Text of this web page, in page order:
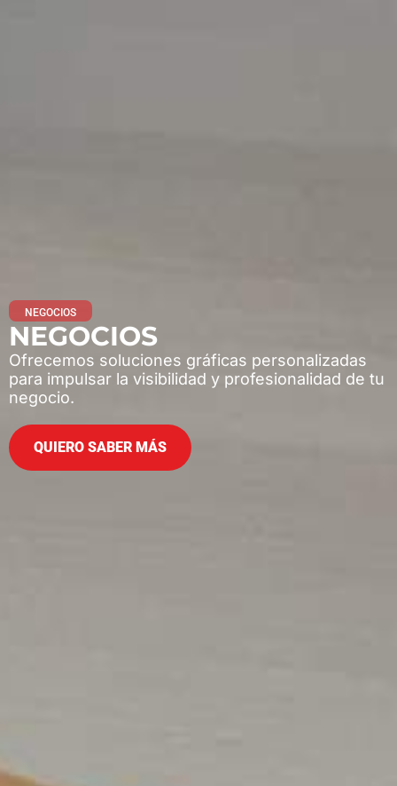
NEGOCIOS
NEGOCIOS
Ofrecemos soluciones gráficas personalizadas
para impulsar la visibilidad y profesionalidad de tu
negocio.
QUIERO SABER MÁS